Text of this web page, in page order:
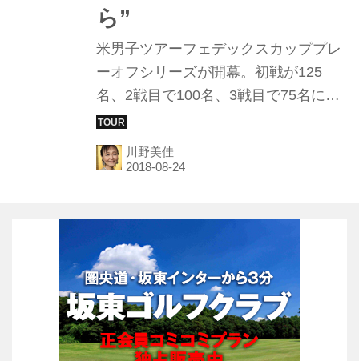
ら”
米男子ツアーフェデックスカッププレ
ーオフシリーズが開幕。初戦が125
名、2戦目で100名、3戦目で75名に絞
られ、最終戦のツアー選手権に出場が
許されるのは上位30名のみ。その舞台
にタイガー・ウッズが2013年以来5年
川野美佳